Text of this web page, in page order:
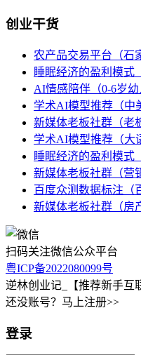
创业干货
农产品交易平台（石
睡眠经济的盈利模式
AI情感陪伴（0-6岁幼
学术AI模型推荐（中
新媒体老板社群（老
学术AI模型推荐（大
睡眠经济的盈利模式
新媒体老板社群（营
百度众测数据标注（
新媒体老板社群（房
扫码关注微信公众平台
粤ICP备2022080099号
逆林创业记_【推荐新手互
还没账号？马上注册>>
登录